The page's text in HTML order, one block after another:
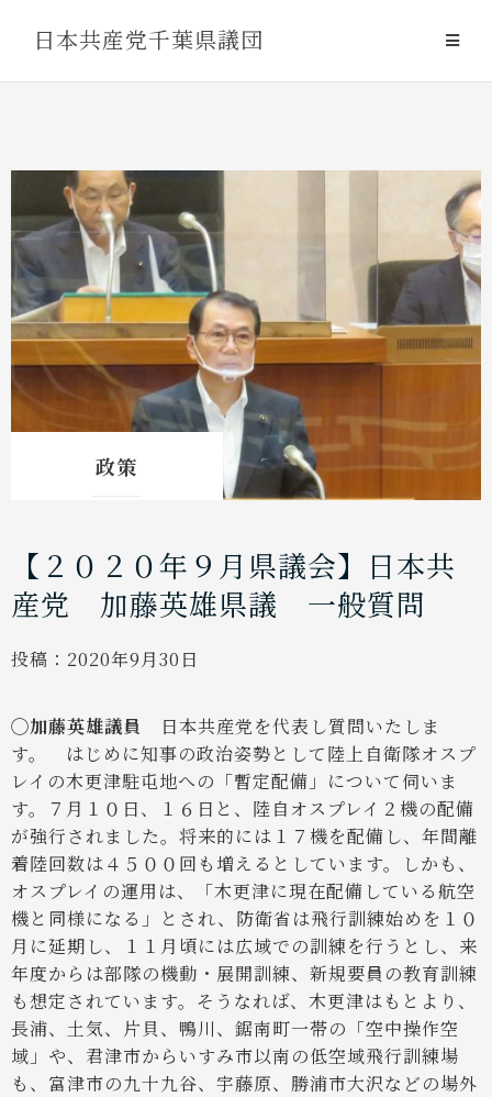
日本共産党千葉県議団
政策
【２０２０年９月県議会】日本共
産党 加藤英雄県議 一般質問
投稿： 2020年9月30日
◯加藤英雄議員 日本共産党を代表し質問いたしま
す。
はじめに知事の政治姿勢として陸上自衛隊オスプ
レイの木更津駐屯地への「暫定配備」について伺いま
す。７月１０日、１６日と、陸自オスプレイ２機の配備
が強行されました。将来的には１７機を配備し、年間離
着陸回数は４５００回も増えるとしています。しかも、
オスプレイの運用は、「木更津に現在配備している航空
機と同様になる」とされ、防衛省は飛行訓練始めを１０
月に延期し、１１月頃には広域での訓練を行うとし、来
年度からは部隊の機動・展開訓練、新規要員の教育訓練
も想定されています。そうなれば、木更津はもとより、
長浦、土気、片貝、鴨川、鋸南町一帯の「空中操作空
域」や、君津市からいすみ市以南の低空域飛行訓練場
も、富津市の九十九谷、宇藤原、勝浦市大沢などの場外